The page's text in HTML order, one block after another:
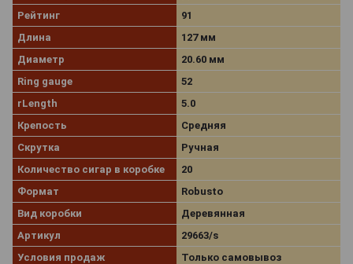
Рейтинг
91
Длина
127 мм
Диаметр
20.60 мм
Ring gauge
52
rLength
5.0
Крепость
Средняя
Скрутка
Ручная
Количество сигар в коробке
20
Формат
Robusto
Вид коробки
Деревянная
Артикул
29663/s
Условия продаж
Только самовывоз